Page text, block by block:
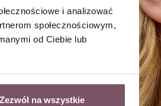
i analizować
społecznościowym,
od Ciebie lub
Zezwól na wszystkie